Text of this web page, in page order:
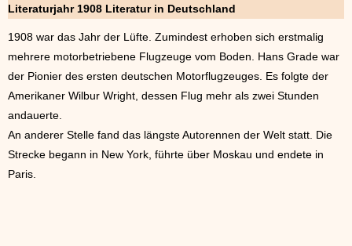
Literaturjahr 1908 Literatur in Deutschland
1908 war das Jahr der Lüfte. Zumindest erhoben sich erstmalig
mehrere motorbetriebene Flugzeuge vom Boden. Hans Grade war
der Pionier des ersten deutschen Motorflugzeuges. Es folgte der
Amerikaner Wilbur Wright, dessen Flug mehr als zwei Stunden
andauerte.
An anderer Stelle fand das längste Autorennen der Welt statt. Die
Strecke begann in New York, führte über Moskau und endete in
Paris.